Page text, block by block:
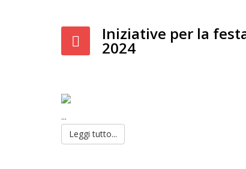
Iniziative per la
2024
...
Leggi tutto...